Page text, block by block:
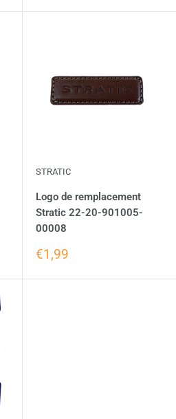
STRATIC
Logo de remplacement
Stratic 22-20-901005-
00008
€1,99